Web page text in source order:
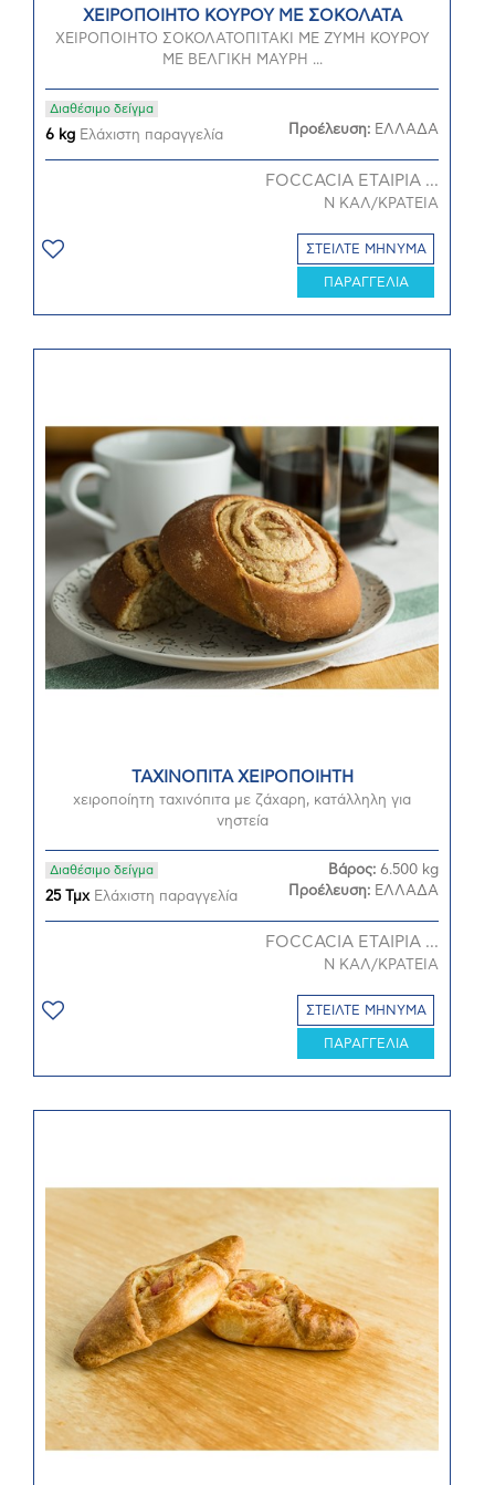
ΧΕΙΡΟΠΟΙΗΤΟ ΚΟΥΡΟΥ ΜΕ ΣΟΚΟΛΑΤΑ
ΧΕΙΡΟΠΟΙΗΤΟ ΣΟΚΟΛΑΤΟΠΙΤΑΚΙ ΜΕ ΖΥΜΗ ΚΟΥΡΟΥ
ΜΕ ΒΕΛΓΙΚΗ ΜΑΥΡΗ ...
Διαθέσιμο δείγμα
6 kg Ελάχιστη παραγγελία Προέλευση: ΕΛΛΑΔΑ
FOCCACIA ΕΤΑΙΡΙΑ ...
Ν ΚΑΛ/ΚΡΑΤΕΙΑ
ΣΤΕΙΛΤΕ ΜΗΝΥΜΑ
ΠΑΡΑΓΓΕΛΙΑ
ΤΑΧΙΝΟΠΙΤΑ ΧΕΙΡΟΠΟΙΗΤΗ
χειροποίητη ταχινόπιτα με ζάχαρη, κατάλληλη για
νηστεία
Διαθέσιμο δείγμα
25 ΤμχΕλάχιστη παραγγελία
Βάρος: 6.500 kg
Προέλευση: ΕΛΛΑΔΑ
FOCCACIA ΕΤΑΙΡΙΑ ...
Ν ΚΑΛ/ΚΡΑΤΕΙΑ
ΣΤΕΙΛΤΕ ΜΗΝΥΜΑ
ΠΑΡΑΓΓΕΛΙΑ